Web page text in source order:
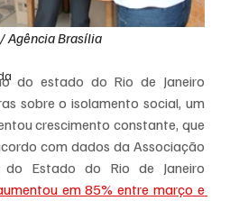
Agência Brasília
do estado do Rio de Janeiro
sobre o isolamento social, um
crescimento constante, que
com dados da Associação
do Estado do Rio de Janeiro
em 85% entre março e